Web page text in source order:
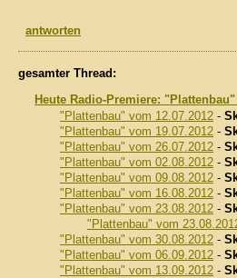
antworten
gesamter Thread:
Heute Radio-Premiere:
"Plattenbau" vom 12.07.2012 -
"Plattenbau" vom 19.07.2012 -
"Plattenbau" vom 26.07.2012 -
"Plattenbau" vom 02.08.2012 -
"Plattenbau" vom 09.08.2012 -
"Plattenbau" vom 16.08.2012 -
"Plattenbau" vom 23.08.2012 -
"Plattenbau" vom
"Plattenbau" vom 30.08.2012 -
"Plattenbau" vom 06.09.2012 -
"Plattenbau" vom 13.09.2012 -